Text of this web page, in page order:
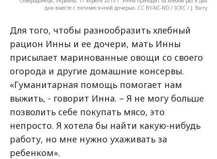
дня вместе с пятимесячной дочерью. CC BY-NC-ND / ICRC / J. Barry
Для того, чтобы разнообразить хлебный
рацион Инны и ее дочери, мать Инны
присылает маринованные овощи со своего
огорода и другие домашние консервы.
«Гуманитарная помощь помогает нам
выжить, - говорит Инна. – Я не могу больше
позволить себе покупать мясо, это
непросто. Я хотела бы найти какую-нибудь
работу, но мне нужно ухаживать за
ребенком».